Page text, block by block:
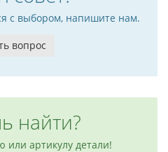
с выбором, напишите нам.
вопрос
найти?
или артикулу детали!